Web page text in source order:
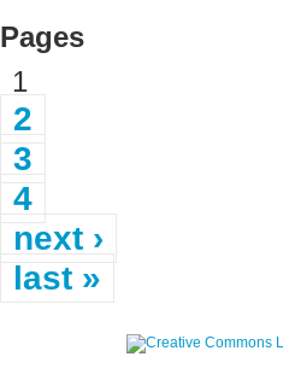
Pages
1
2
3
4
next ›
last »